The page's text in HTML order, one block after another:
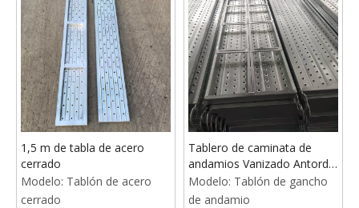
1,5 m de tabla de acero
cerrado
Modelo: Tablón de acero
cerrado
Tablero de caminata de
andamios Vanizado Antordo
Hook Plank de 500 mm de
ancho
Modelo: Tablón de gancho
de andamio